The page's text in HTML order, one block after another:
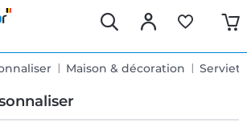
Maison & décoration